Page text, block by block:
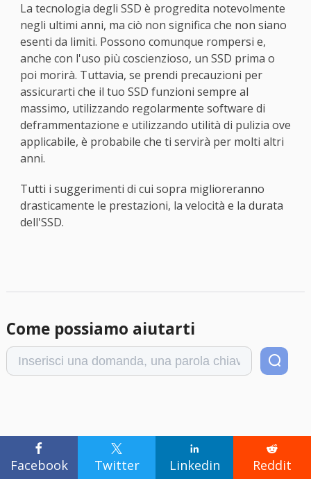

Facebook

Twitter

Linkedin

Reddit
La tecnologia degli SSD è progredita notevolmente
negli ultimi anni, ma ciò non significa che non siano
esenti da limiti. Possono comunque rompersi e,
anche con l'uso più coscienzioso, un SSD prima o
poi morirà. Tuttavia, se prendi precauzioni per
assicurarti che il tuo SSD funzioni sempre al
massimo, utilizzando regolarmente software di
deframmentazione e utilizzando utilità di pulizia ove
applicabile, è probabile che ti servirà per molti altri
anni.
Tutti i suggerimenti di cui sopra miglioreranno
drasticamente le prestazioni, la velocità e la durata
dell'SSD.
Come possiamo aiutarti
Scopri L'autore